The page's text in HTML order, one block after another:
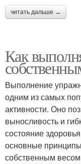
читать дальше →
Как
Выполнение
одним из самых
активности. Оно
выносливость и
состояние
основные
собственным